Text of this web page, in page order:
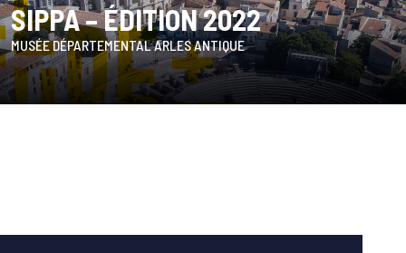
SIPPA – ÉDITION 2022
MUSÉE DÉPARTEMENTAL ARLES ANTIQUE